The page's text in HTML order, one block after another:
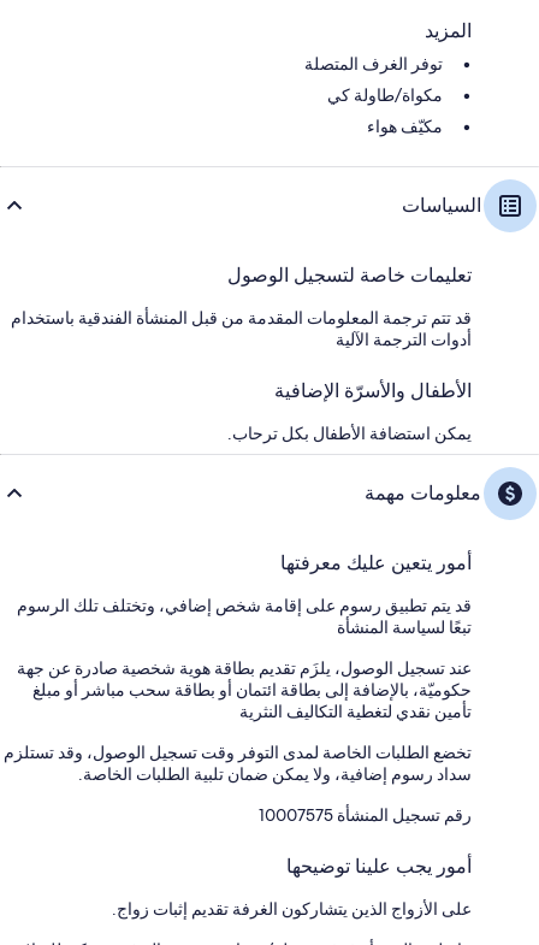
المزيد
توفر الغرف المتصلة
مكواة/طاولة كي
مكيّف هواء
السياسات
تعليمات خاصة لتسجيل الوصول
قد تتم ترجمة المعلومات المقدمة من قبل المنشأة الفندقية باستخدام
أدوات الترجمة الآلية
الأطفال والأسرّة الإضافية
يمكن استضافة الأطفال بكل ترحاب.
معلومات مهمة
أمور يتعين عليك معرفتها
قد يتم تطبيق رسوم على إقامة شخص إضافي، وتختلف تلك الرسوم
تبعًا لسياسة المنشأة
عند تسجيل الوصول، يلزَم تقديم بطاقة هوية شخصية صادرة عن جهة
حكوميّة، بالإضافة إلى بطاقة ائتمان أو بطاقة سحب مباشر أو مبلغ
تأمين نقدي لتغطية التكاليف النثرية
تخضع الطلبات الخاصة لمدى التوفر وقت تسجيل الوصول، وقد تستلزم
سداد رسوم إضافية، ولا يمكن ضمان تلبية الطلبات الخاصة.
رقم تسجيل المنشأة ⁦10007575⁩
أمور يجب علينا توضيحها
على الأزواج الذين يتشاركون الغرفة تقديم إثبات زواج.